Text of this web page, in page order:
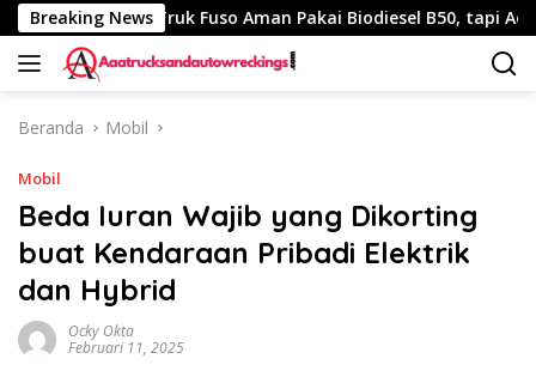
Langsung
ke
konten
Breaking NewsTruk Fuso Aman Pakai Biodiesel B50, tapi Ada
Beranda Mobil
Mobil
Beda Iuran Wajib yang Dikorting
buat Kendaraan Pribadi Elektrik
dan Hybrid
Ocky Okta
Februari 11, 2025